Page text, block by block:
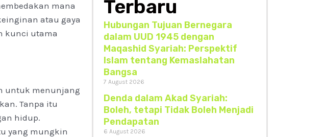
mana
atau gaya
kunci utama
untuk menunjang
Tanpa itu
hidup.
yang mungkin
Terbaru
Hubungan Tujuan Bernegara
dalam UUD 1945 dengan
Maqashid Syariah: Perspektif
Islam tentang Kemaslahatan
Bangsa
7 August 2026
Denda dalam Akad Syariah:
Boleh, tetapi Tidak Boleh Menjadi
Pendapatan
6 August 2026